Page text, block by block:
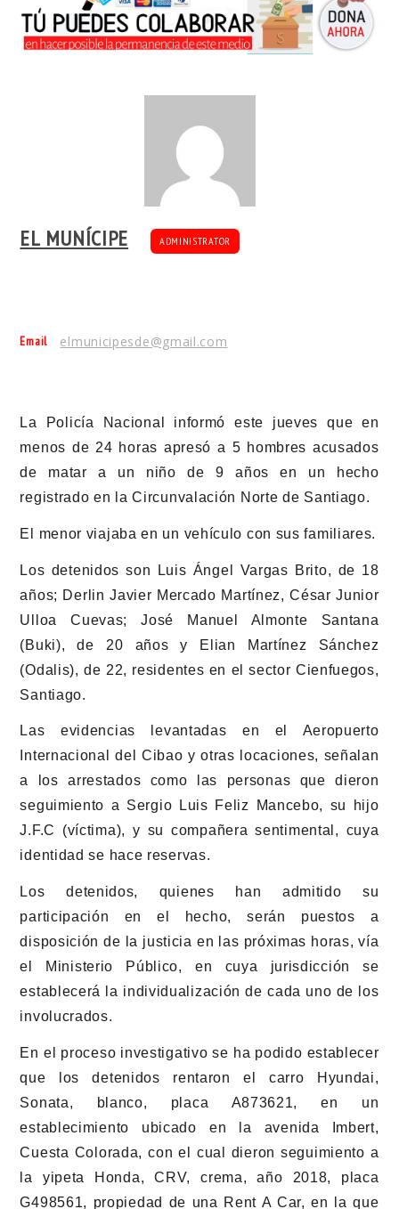
EL MUNÍCIPE ADMINISTRATOR
Email elmunicipesde@gmail.com
La Policía Nacional informó este jueves que en
menos de 24 horas apresó a 5 hombres acusados
de matar a un niño de 9 años en un hecho
registrado en la Circunvalación Norte de Santiago.
El menor viajaba en un vehículo con sus familiares.
Los detenidos son Luis Ángel Vargas Brito, de 18
años; Derlin Javier Mercado Martínez, César Junior
Ulloa Cuevas; José Manuel Almonte Santana
(Buki), de 20 años y Elian Martínez Sánchez
(Odalis), de 22, residentes en el sector Cienfuegos,
Santiago.
Las evidencias levantadas en el Aeropuerto
Internacional del Cibao y otras locaciones, señalan
a los arrestados como las personas que dieron
seguimiento a Sergio Luis Feliz Mancebo, su hijo
J.F.C (víctima), y su compañera sentimental, cuya
identidad se hace reservas.
Los detenidos, quienes han admitido su
participación en el hecho, serán puestos a
disposición de la justicia en las próximas horas, vía
el Ministerio Público, en cuya jurisdicción se
establecerá la individualización de cada uno de los
involucrados.
En el proceso investigativo se ha podido establecer
que los detenidos rentaron el carro Hyundai,
Sonata, blanco, placa A873621, en un
establecimiento ubicado en la avenida Imbert,
Cuesta Colorada, con el cual dieron seguimiento a
la yipeta Honda, CRV, crema, año 2018, placa
G498561, propiedad de una Rent A Car, en la que